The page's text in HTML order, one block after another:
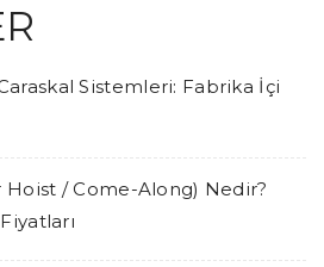
Sistemleri: Fabrika İçi
Hoist / Come-Along) Nedir?